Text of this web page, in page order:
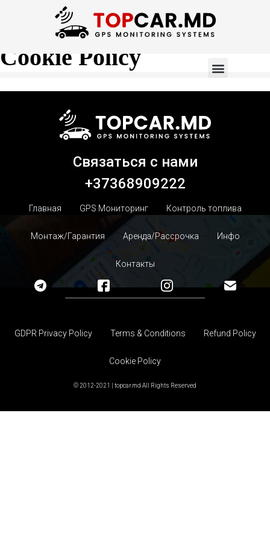
Cookie Policy
Связаться с нами
+37368909222
Главная GPS Мониторинг Контроль топлива
Монтаж/Гарантия Аренда/Рассрочка Инфо
Контакты
GDPR Privacy Policy Terms & Conditions Refund Policy
Cookie Policy
© 2012-2021 | topcar.md All Rights Reserved